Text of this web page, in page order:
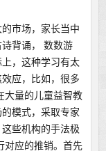
市场，家长当中
背诵， 数数游
，这种学习有太
应，比如，很多
大量的儿童益智教
模式，采取专家
些机构的手法极
对应的推销。首先